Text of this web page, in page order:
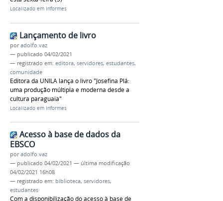
Localizado em Informes
Lançamento de livro
poradolfo.vaz
— publicado 04/02/2021
— registrado em: editora, servidores, estudantes,
comunidade
Editora da UNILA lança o livro "Josefina Plá:
uma produção múltipla e moderna desde a
cultura paraguaia"
Localizado em Informes
Acesso à base de dados da
EBSCO
poradolfo.vaz
— publicado 04/02/2021 — última modificação
04/02/2021 16h08
— registrado em: biblioteca, servidores,
estudantes
Com a disponibilização do acesso à base de